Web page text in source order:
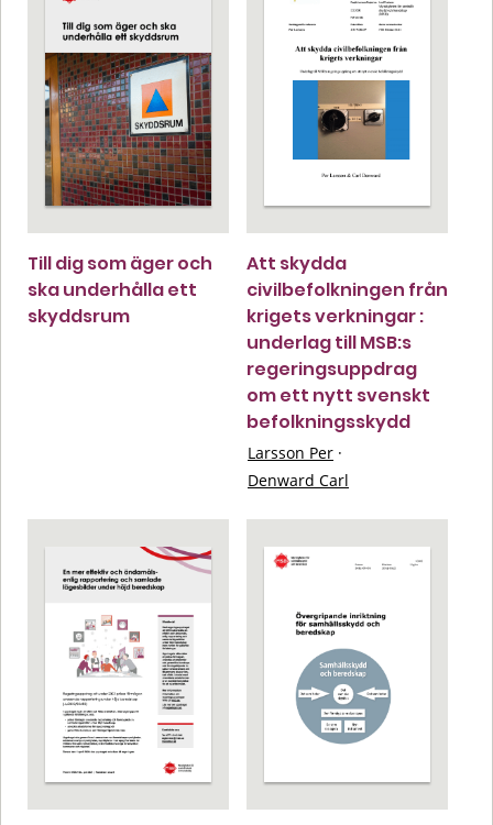
Till dig som äger och
ska underhålla ett
skyddsrum
Att skydda
civilbefolkningen från
krigets verkningar :
underlag till MSB:s
regeringsuppdrag
om ett nytt svenskt
befolkningsskydd
Larsson Per ·
Denward Carl